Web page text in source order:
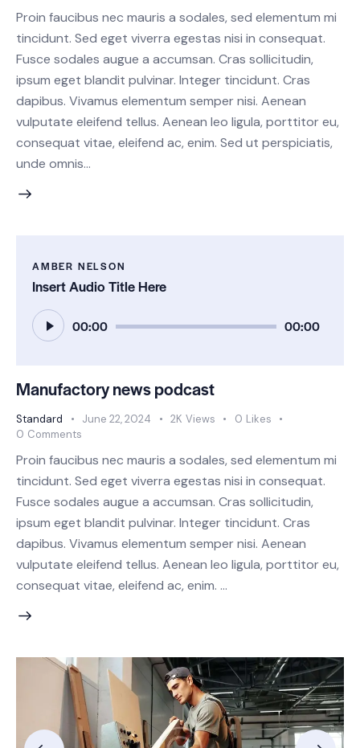
Proin faucibus nec mauris a sodales, sed elementum mi
tincidunt. Sed eget viverra egestas nisi in consequat.
Fusce sodales augue a accumsan. Cras sollicitudin,
ipsum eget blandit pulvinar. Integer tincidunt. Cras
dapibus. Vivamus elementum semper nisi. Aenean
vulputate eleifend tellus. Aenean leo ligula, porttitor eu,
consequat vitae, eleifend ac, enim. Sed ut perspiciatis,
unde omnis…
AMBER NELSON
Insert Audio Title Here
Audio
Player 00:00 00:00
Manufactory news podcast
Standard June 22, 2024 2K Views 0 Likes
0 Comments
Proin faucibus nec mauris a sodales, sed elementum mi
tincidunt. Sed eget viverra egestas nisi in consequat.
Fusce sodales augue a accumsan. Cras sollicitudin,
ipsum eget blandit pulvinar. Integer tincidunt. Cras
dapibus. Vivamus elementum semper nisi. Aenean
vulputate eleifend tellus. Aenean leo ligula, porttitor eu,
consequat vitae, eleifend ac, enim. …